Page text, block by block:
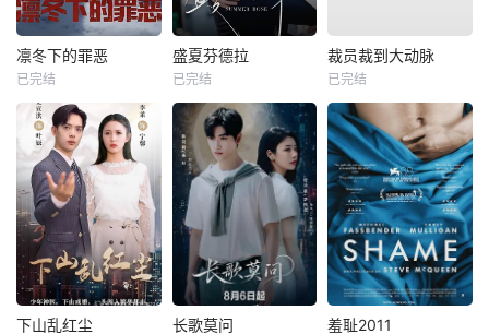
凛冬下的罪恶
已完结
盛夏芬德拉
已完结
裁员裁到大动脉
已完结
下山乱红尘 长歌莫问 羞耻2011